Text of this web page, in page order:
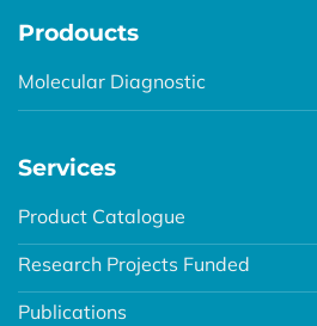
Prodoucts
Molecular Diagnostic
Services
Product Catalogue
Research Projects Funded
Publications